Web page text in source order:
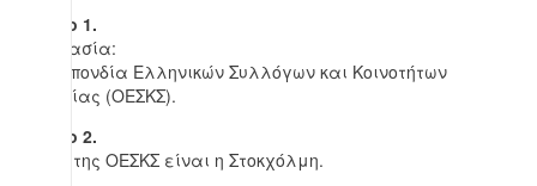
Άρθρο 1.
Ονομασία:
Ομοσπονδία Ελληνικών Συλλόγων και Κοινοτήτων
Σουηδίας (ΟΕΣΚΣ).
Άρθρο 2.
Έδρα της ΟΕΣΚΣ είναι η Στοκχόλμη.